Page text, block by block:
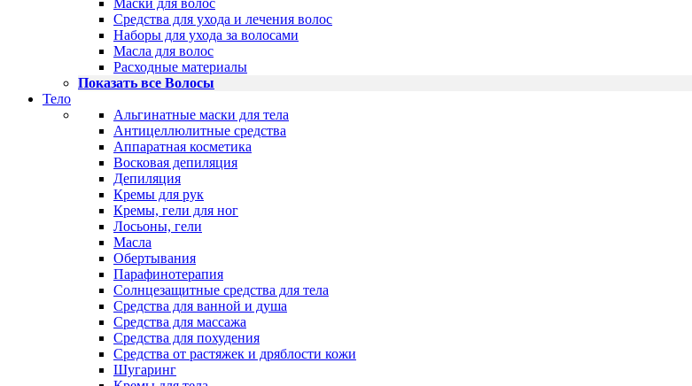
Маски для волос
Средства для ухода и лечения волос
Наборы для ухода за волосами
Масла для волос
Расходные материалы
Показать все Волосы
Тело
Альгинатные маски для тела
Антицеллюлитные средства
Аппаратная косметика
Восковая депиляция
Депиляция
Кремы для рук
Кремы, гели для ног
Лосьоны, гели
Масла
Обертывания
Парафинотерапия
Солнцезащитные средства для тела
Средства для ванной и душа
Средства для массажа
Средства для похудения
Средства от растяжек и дряблости кожи
Шугаринг